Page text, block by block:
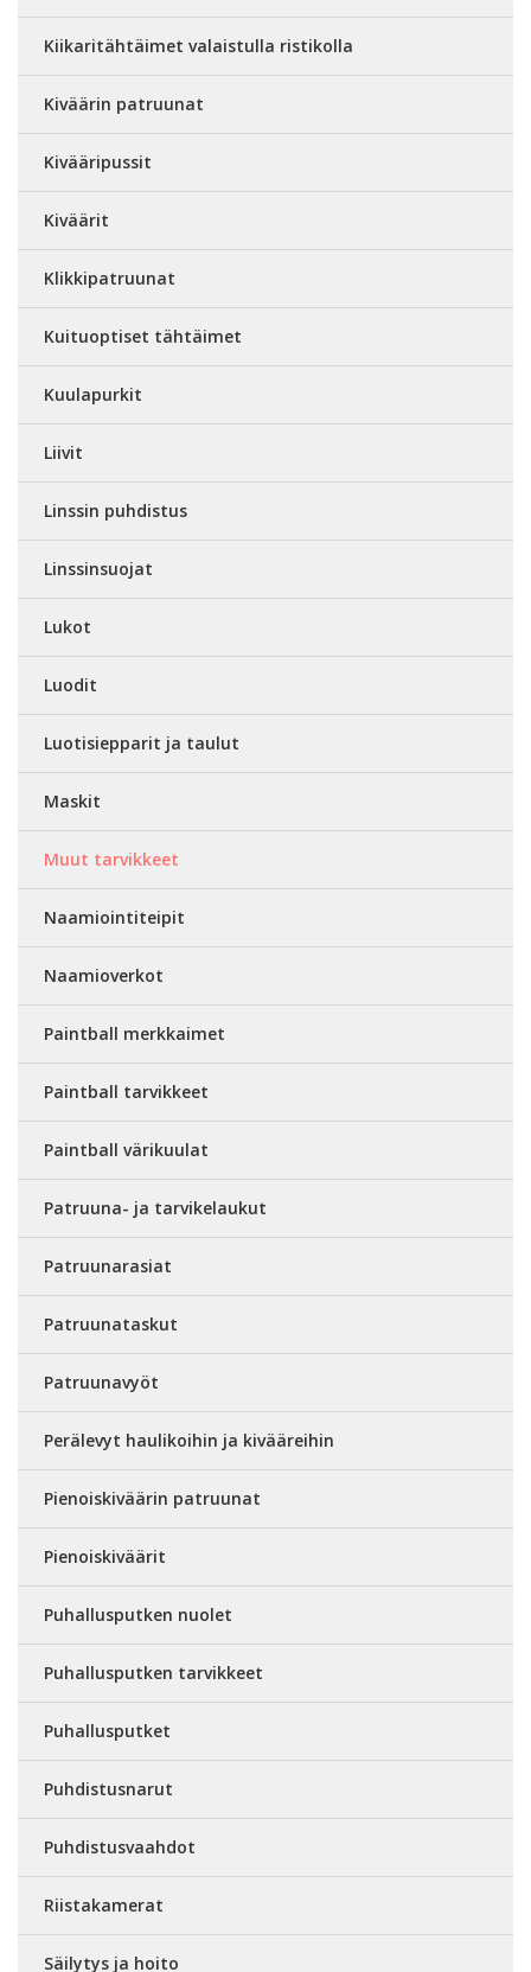
Kiikaritähtäimet valaistulla ristikolla
Kiväärin patruunat
Kivääripussit
Kiväärit
Klikkipatruunat
Kuituoptiset tähtäimet
Kuulapurkit
Liivit
Linssin puhdistus
Linssinsuojat
Lukot
Luodit
Luotisiepparit ja taulut
Maskit
Muut tarvikkeet
Naamiointiteipit
Naamioverkot
Paintball merkkaimet
Paintball tarvikkeet
Paintball värikuulat
Patruuna- ja tarvikelaukut
Patruunarasiat
Patruunataskut
Patruunavyöt
Perälevyt haulikoihin ja kivääreihin
Pienoiskiväärin patruunat
Pienoiskiväärit
Puhallusputken nuolet
Puhallusputken tarvikkeet
Puhallusputket
Puhdistusnarut
Puhdistusvaahdot
Riistakamerat
Säilytys ja hoito